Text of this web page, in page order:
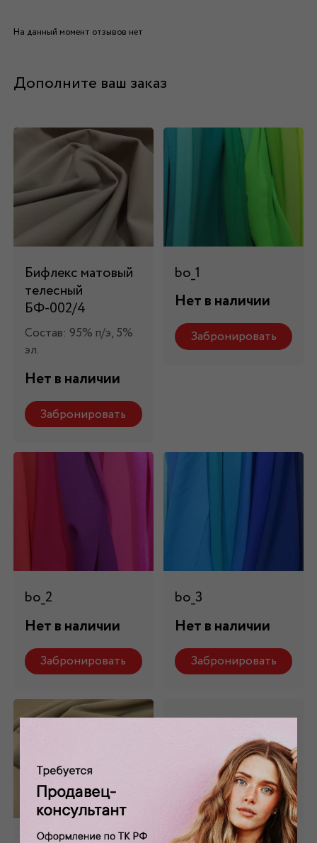
На данный момент отзывов нет
Дополните ваш заказ
Бифлекс матовый
телесный
БФ-002/4
Состав: 95% п/э, 5%
эл.
Нет в наличии
Забронировать
bo_1
Нет в наличии
Забронировать
bo_2
Нет в наличии
Забронировать
bo_3
Нет в наличии
Забронировать